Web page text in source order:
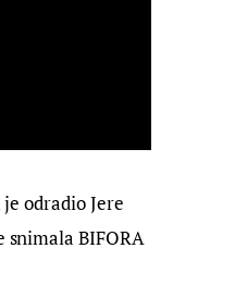
odradio Jere
snimala BIFORA